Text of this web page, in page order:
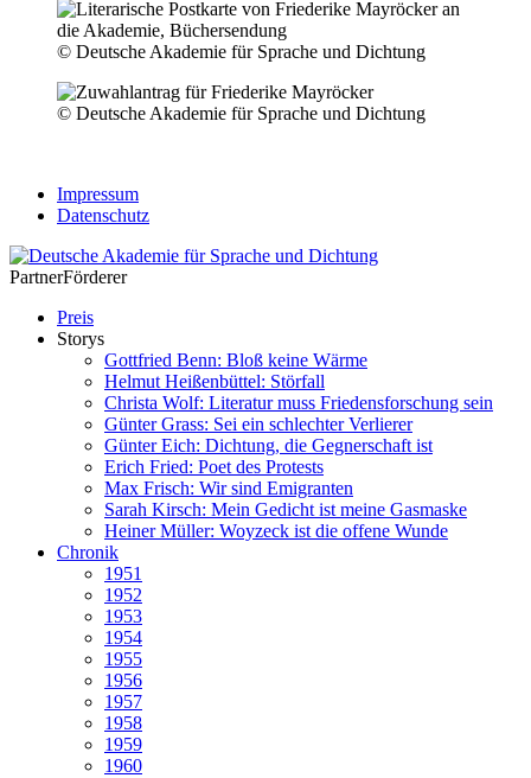
© Deutsche Akademie für Sprache und Dichtung
© Deutsche Akademie für Sprache und Dichtung
Impressum
Datenschutz
PartnerFörderer
Preis
Storys
Gottfried Benn: Bloß keine Wärme
Helmut Heißenbüttel: Störfall
Christa Wolf: Literatur muss Friedensforschung sein
Günter Grass: Sei ein schlechter Verlierer
Günter Eich: Dichtung, die Gegnerschaft ist
Erich Fried: Poet des Protests
Max Frisch: Wir sind Emigranten
Sarah Kirsch: Mein Gedicht ist meine Gasmaske
Heiner Müller: Woyzeck ist die offene Wunde
Chronik
1951
1952
1953
1954
1955
1956
1957
1958
1959
1960